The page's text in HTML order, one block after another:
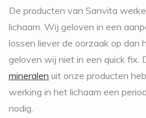
De producten van Sanvita
lichaam. Wij geloven in een
lossen liever de oorzaak op dan
geloven wij niet in een quick fix.
mineralen uit onze producten
werking in het lichaam een
nodig.